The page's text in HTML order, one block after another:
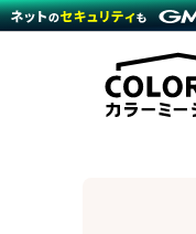
商材一
機能一
料金
プラ
事例
運営
サポー